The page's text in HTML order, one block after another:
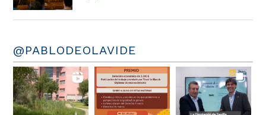
@PABLODEOLAVIDE